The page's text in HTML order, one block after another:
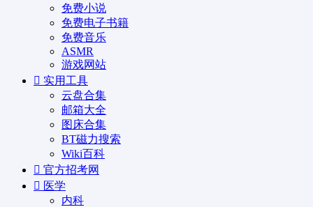
免费小说
免费电子书籍
免费音乐
ASMR
游戏网站
实用工具
云盘合集
邮箱大全
图床合集
BT磁力搜索
Wiki百科
官方招考网
医学
内科